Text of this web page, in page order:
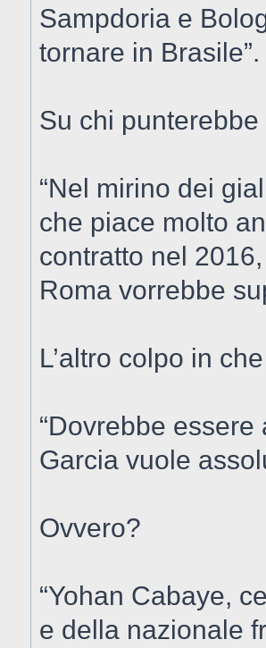
Sampdoria e
tornare in Brasile”.
Su chi
“Nel mirino dei
che piace molto
contratto nel
Roma vorrebbe
L’altro colpo in
“Dovrebbe
Garcia vuole
Ovvero?
“Yohan Cabaye,
e della nazionale